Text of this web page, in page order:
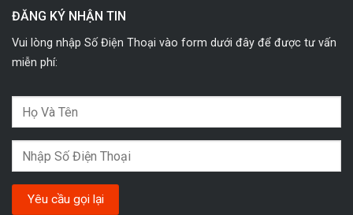
ĐĂNG KÝ NHẬN TIN
Vui lòng nhập Số Điện Thoại vào form dưới đây để được tư vấn
miễn phí: